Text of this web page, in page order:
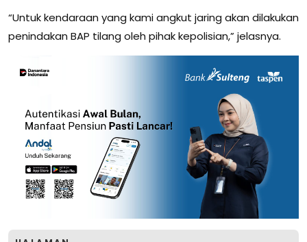
“Untuk kendaraan yang kami angkut jaring akan dilakukan
penindakan BAP tilang oleh pihak kepolisian,” jelasnya.